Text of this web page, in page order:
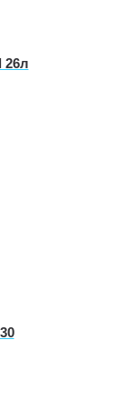
26л